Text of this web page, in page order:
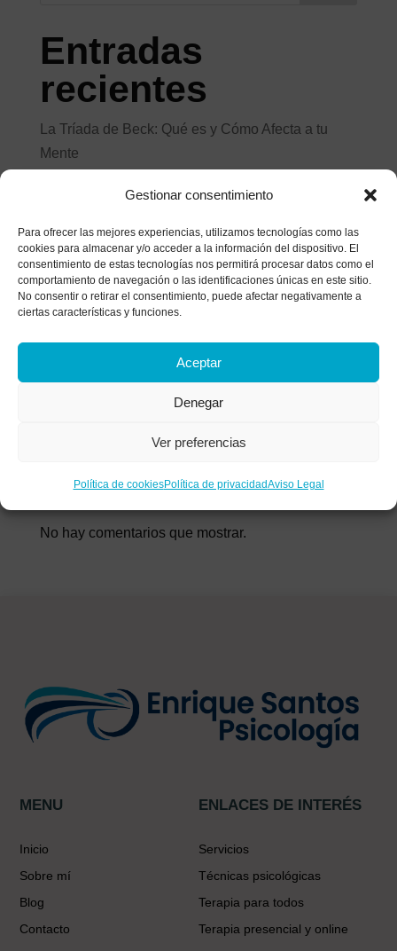
Gestionar consentimiento
Para ofrecer las mejores experiencias, utilizamos tecnologías como las
cookies para almacenar y/o acceder a la información del dispositivo. El
consentimiento de estas tecnologías nos permitirá procesar datos como el
comportamiento de navegación o las identificaciones únicas en este sitio.
No consentir o retirar el consentimiento, puede afectar negativamente a
ciertas características y funciones.
Aceptar
Denegar
Ver preferencias
Política de cookiesPolítica de privacidadAviso Legal
Entradas
recientes
La Tríada de Beck: Qué es y Cómo Afecta a tu
Mente
Historia de un matrimonio bajo el microscopio: el
análisis de las heridas que apagan el amor
¿Tratas de parar tu mente? Descubre por qué
luchar contra tus pensamientos los vuelve más
fuertes
La anestesia colectiva: Alcoholismo funcional y
síntomas de una adicción invisible
Comentarios
recientes
No hay comentarios que mostrar.
MENU
Inicio
Sobre mí
Blog
Contacto
ENLACES DE INTERÉS
Servicios
Técnicas psicológicas
Terapia para todos
Terapia presencial y online